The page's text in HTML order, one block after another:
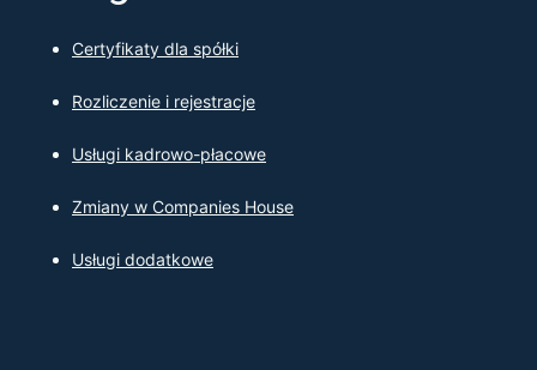
Certyfikaty dla spółki
Rozliczenie i rejestracje
Usługi kadrowo-płacowe
Zmiany w Companies House
Usługi dodatkowe